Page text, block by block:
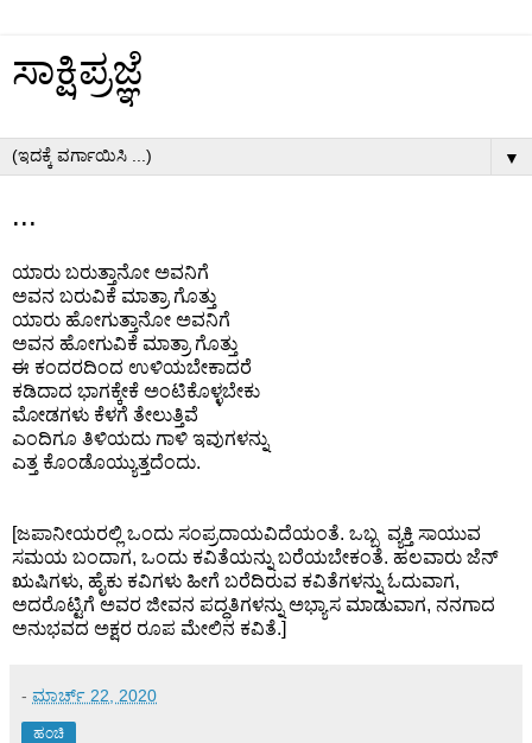
ಸಾಕ್ಷಿಪ್ರಜ್ಞೆ
▼
...
ಯಾರು ಬರುತ್ತಾನೋ ಅವನಿಗೆ
ಅವನ ಬರುವಿಕೆ ಮಾತ್ರಾ ಗೊತ್ತು
ಯಾರು ಹೋಗುತ್ತಾನೋ ಅವನಿಗೆ
ಅವನ ಹೋಗುವಿಕೆ ಮಾತ್ರಾ ಗೊತ್ತು
ಈ ಕಂದರದಿಂದ ಉಳಿಯಬೇಕಾದರೆ
ಕಡಿದಾದ ಭಾಗಕ್ಕೇಕೆ ಅಂಟಿಕೊಳ್ಳಬೇಕು
ಮೋಡಗಳು ಕೆಳಗೆ ತೇಲುತ್ತಿವೆ
ಎಂದಿಗೂ ತಿಳಿಯದು ಗಾಳಿ ಇವುಗಳನ್ನು
ಎತ್ತ ಕೊಂಡೊಯ್ಯುತ್ತದೆಂದು.
[ಜಪಾನೀಯರಲ್ಲಿ ಒಂದು ಸಂಪ್ರದಾಯವಿದೆಯಂತೆ. ಒಬ್ಬ ವ್ಯಕ್ತಿ ಸಾಯುವ
ಸಮಯ ಬಂದಾಗ, ಒಂದು ಕವಿತೆಯನ್ನು ಬರೆಯಬೇಕಂತೆ. ಹಲವಾರು ಜೆನ್
ಋಷಿಗಳು, ಹೈಕು ಕವಿಗಳು ಹೀಗೆ ಬರೆದಿರುವ ಕವಿತೆಗಳನ್ನು ಓದುವಾಗ,
ಅದರೊಟ್ಟಿಗೆ ಅವರ ಜೀವನ ಪದ್ಧತಿಗಳನ್ನು ಅಭ್ಯಾಸ ಮಾಡುವಾಗ, ನನಗಾದ
ಅನುಭವದ ಅಕ್ಷರ ರೂಪ ಮೇಲಿನ ಕವಿತೆ.]
- ಮಾರ್ಚ್ 22, 2020
ಹಂಚಿ